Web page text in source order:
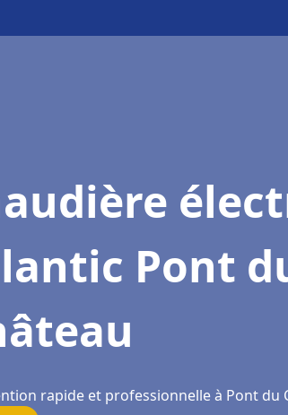
Pont
rapide et professionnelle à Pont du